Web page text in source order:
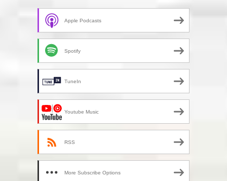
Apple Podcasts
Spotify
TuneIn
Youtube Music
RSS
More Subscribe Options